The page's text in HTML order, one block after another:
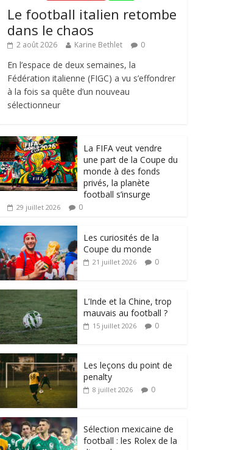
Le football italien retombe
dans le chaos
2 août 2026 Karine Bethlet 0
En l’espace de deux semaines, la
Fédération italienne (FIGC) a vu s’effondrer
à la fois sa quête d’un nouveau
sélectionneur
La FIFA veut vendre
une part de la Coupe du
monde à des fonds
privés, la planète
football s’insurge
29 juillet 2026 0
Les curiosités de la
Coupe du monde
21 juillet 2026 0
L’Inde et la Chine, trop
mauvais au football ?
15 juillet 2026 0
Les leçons du point de
penalty
8 juillet 2026 0
Sélection mexicaine de
football : les Rolex de la